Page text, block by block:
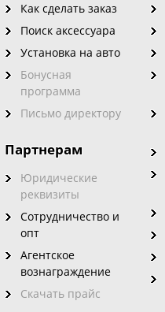
Как сделать заказ
Поиск аксессуара
Установка на авто
Бонусная
программа
Письмо директору
Партнерам
Юридические
реквизиты
Сотрудничество и
опт
Агентское
вознаграждение
Скачать прайс